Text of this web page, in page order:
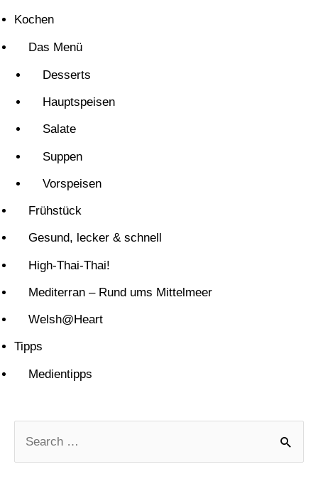
Kochen
Das Menü
Desserts
Hauptspeisen
Salate
Suppen
Vorspeisen
Frühstück
Gesund, lecker & schnell
High-Thai-Thai!
Mediterran – Rund ums Mittelmeer
Welsh@Heart
Tipps
Medientipps